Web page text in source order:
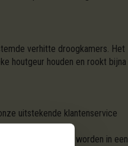
verhitte droogkamers. Het
houtgeur houden en rookt bijna
uitstekende klantenservice
een kuub gestort worden in een